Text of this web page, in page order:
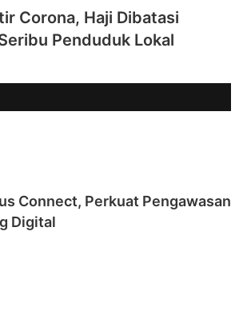
Corona, Haji Dibatasi
Penduduk Lokal
Connect, Perkuat Pengawasan
Digital